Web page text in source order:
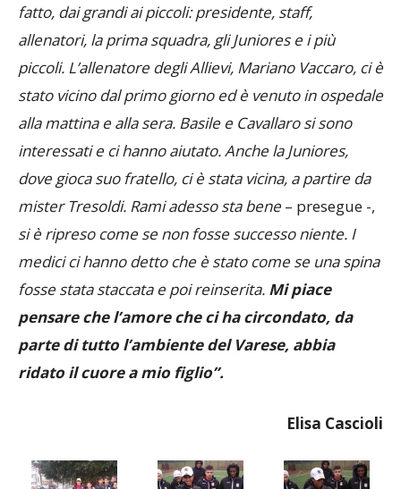
fatto, dai grandi ai piccoli: presidente, staff,
allenatori, la prima squadra, gli Juniores e i più
piccoli. L’allenatore degli Allievi, Mariano Vaccaro, ci è
stato vicino dal primo giorno ed è venuto in ospedale
alla mattina e alla sera. Basile e Cavallaro si sono
interessati e ci hanno aiutato. Anche la Juniores,
dove gioca suo fratello, ci è stata vicina, a partire da
mister Tresoldi. Rami adesso sta bene – presegue -,
si è ripreso come se non fosse successo niente. I
medici ci hanno detto che è stato come se una spina
fosse stata staccata e poi reinserita. Mi piace
pensare che l’amore che ci ha circondato, da
parte di tutto l’ambiente del Varese, abbia
ridato il cuore a mio figlio”.
Elisa Cascioli